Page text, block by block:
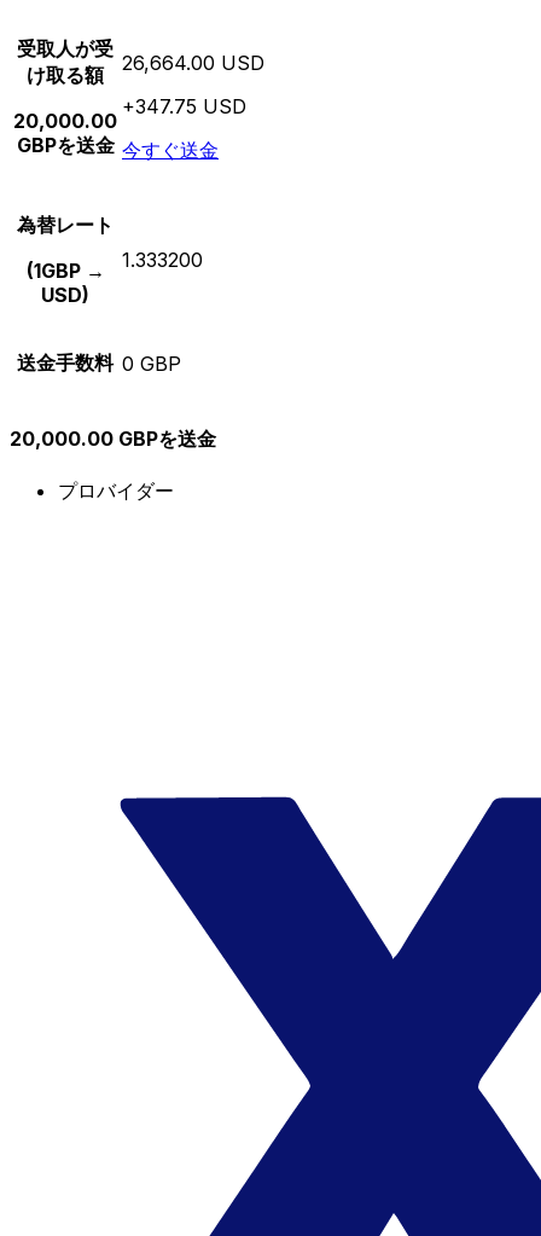
受取人が受
け取る額
20,000.00
GBPを送金
26,664.00 USD
+347.75 USD
今すぐ送金
為替レート
(1GBP →
USD)
1.333200
送金手数料 0 GBP
20,000.00 GBPを送金
プロバイダー